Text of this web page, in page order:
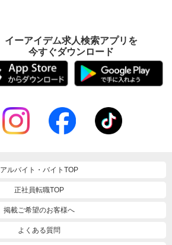
イーアイデム求人検索アプリを
今すぐダウンロード
アルバイト・バイトTOP
正社員転職TOP
掲載ご希望のお客様へ
よくある質問